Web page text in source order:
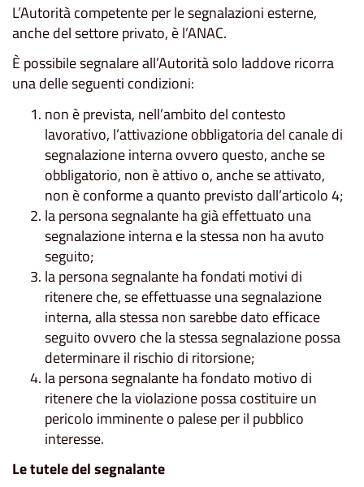
L’Autorità competente per le segnalazioni esterne,
anche del settore privato, è l’ANAC.
È possibile segnalare all’Autorità solo laddove ricorra
una delle seguenti condizioni:
non è prevista, nell’ambito del contesto
lavorativo, l’attivazione obbligatoria del canale di
segnalazione interna ovvero questo, anche se
obbligatorio, non è attivo o, anche se attivato,
non è conforme a quanto previsto dall’articolo 4;
la persona segnalante ha già effettuato una
segnalazione interna e la stessa non ha avuto
seguito;
la persona segnalante ha fondati motivi di
ritenere che, se effettuasse una segnalazione
interna, alla stessa non sarebbe dato efficace
seguito ovvero che la stessa segnalazione possa
determinare il rischio di ritorsione;
la persona segnalante ha fondato motivo di
ritenere che la violazione possa costituire un
pericolo imminente o palese per il pubblico
interesse.
Le tutele del segnalante